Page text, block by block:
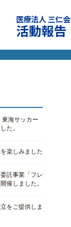
医療法人 三仁会
活動報告
海サッカー
た。
楽しみました
託事業「フレ
催しました。
をご提供しま